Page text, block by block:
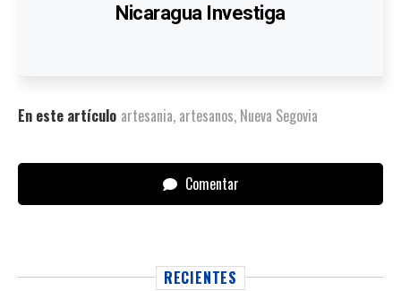
Nicaragua Investiga
En este artículo artesania, artesanos, Nueva Segovia
Comentar
RECIENTES